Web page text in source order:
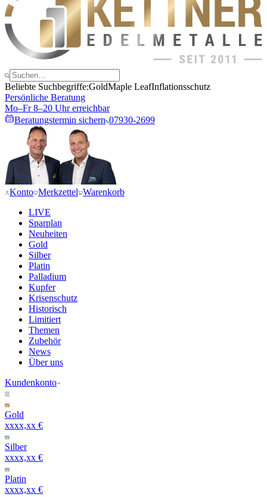
Beliebte Suchbegriffe:GoldMaple LeafInflationsschutz
Persönliche Beratung
Mo–Fr 8–20 Uhr erreichbar
Beratungstermin sichern 07930-2699
Konto Merkzettel Warenkorb
LIVE
Sparplan
Neuheiten
Gold
Silber
Platin
Palladium
Kupfer
Krisenschutz
Historisch
Limitiert
Themen
Zubehör
News
Über uns
Kundenkonto
Gold
xxxx,xx €
Silber
xxxx,xx €
Platin
xxxx,xx €